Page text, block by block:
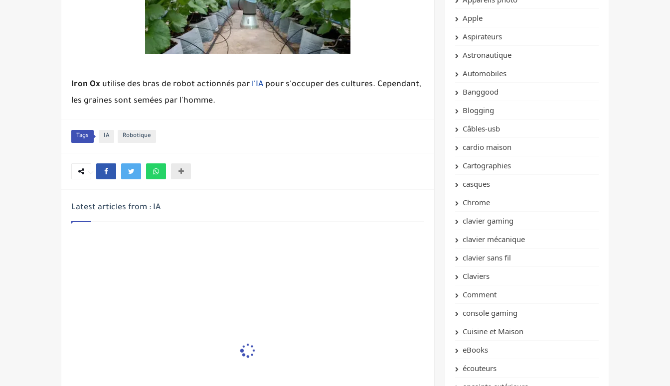
Iron Ox utilise des bras de robot actionnés par l'IA pour s'occuper des cultures. Cependant,
les graines sont semées par l'homme.
Tags IA Robotique
Latest articles from : IA
Apple
Aspirateurs
Astronautique
Automobiles
Banggood
Blogging
Câbles-usb
cardio maison
Cartographies
casques
Chrome
clavier gaming
clavier mécanique
clavier sans fil
Claviers
Comment
console gaming
Cuisine et Maison
eBooks
écouteurs